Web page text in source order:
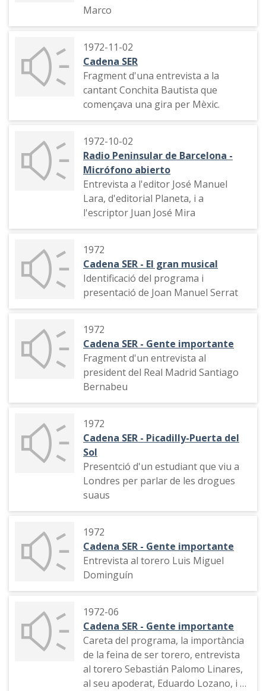
Marco
1972-11-02
Cadena SER
Fragment d'una entrevista a la
cantant Conchita Bautista que
començava una gira per Mèxic.
1972-10-02
Radio Peninsular de Barcelona -
Micrófono abierto
Entrevista a l'editor José Manuel
Lara, d'editorial Planeta, i a
l'escriptor Juan José Mira
1972
Cadena SER - El gran musical
Identificació del programa i
presentació de Joan Manuel Serrat
1972
Cadena SER - Gente importante
Fragment d'un entrevista al
president del Real Madrid Santiago
Bernabeu
1972
Cadena SER - Picadilly-Puerta del
Sol
Presentció d'un estudiant que viu a
Londres per parlar de les drogues
suaus
1972
Cadena SER - Gente importante
Entrevista al torero Luis Miguel
Dominguín
1972-06
Cadena SER - Gente importante
Careta del programa, la importància
de la feina de ser torero, entrevista
al torero Sebastián Palomo Linares,
al seu apoderat, Eduardo Lozano, i al